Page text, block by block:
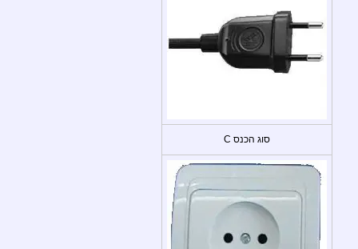
סוג הכנס C